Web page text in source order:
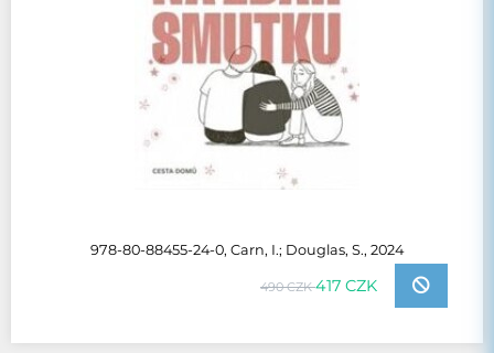
978-80-88455-24-0, Carn, I.; Douglas, S., 2024
490 CZK417 CZK